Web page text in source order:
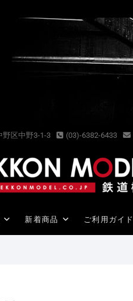
野区中野3-1-3 (03)-6382-6433
新着商品 ご利用ガイド